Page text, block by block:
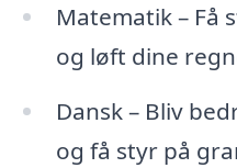
Matematik – Få
og løft dine
Dansk – Bliv
og få styr på